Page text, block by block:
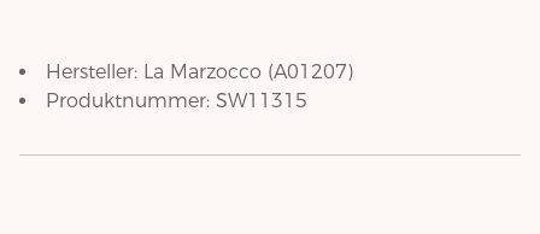
Hersteller: La Marzocco (A01207)
Produktnummer: SW11315